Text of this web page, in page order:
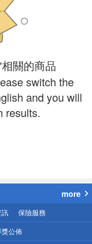
關的商品
switch the
and you will
results.
more
保險服務
公佈